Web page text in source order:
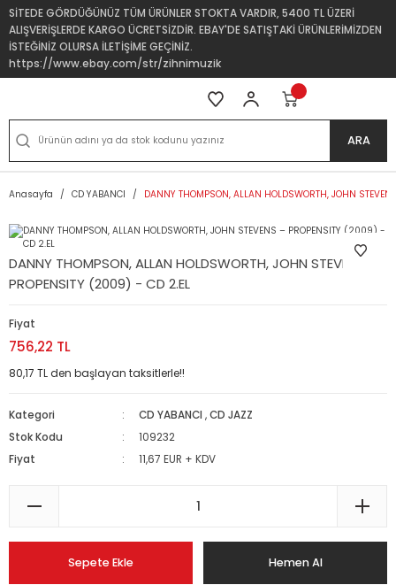
SİTEDE GÖRDÜĞÜNÜZ TÜM ÜRÜNLER STOKTA VARDIR, 5400 TL ÜZERİ
ALIŞVERİŞLERDE KARGO ÜCRETSİZDİR. EBAY'DE SATIŞTAKİ ÜRÜNLERİMİZDEN
İSTEĞİNİZ OLURSA İLETİŞİME GEÇİNİZ.
https://www.ebay.com/str/zihnimuzik
ARA
Anasayfa CD YABANCI DANNY THOMPSON, ALLAN HOLDSWORTH, JOHN
DANNY THOMPSON, ALLAN HOLDSWORTH, JOHN STEVENS –
PROPENSITY (2009) - CD 2.EL
Fiyat
756,22 TL
80,17 TL den başlayan taksitlerle!!
Kategori CD YABANCI ,CD JAZZ
Stok Kodu
109232
Fiyat
11,67 EUR + KDV
Sepete Ekle Hemen Al